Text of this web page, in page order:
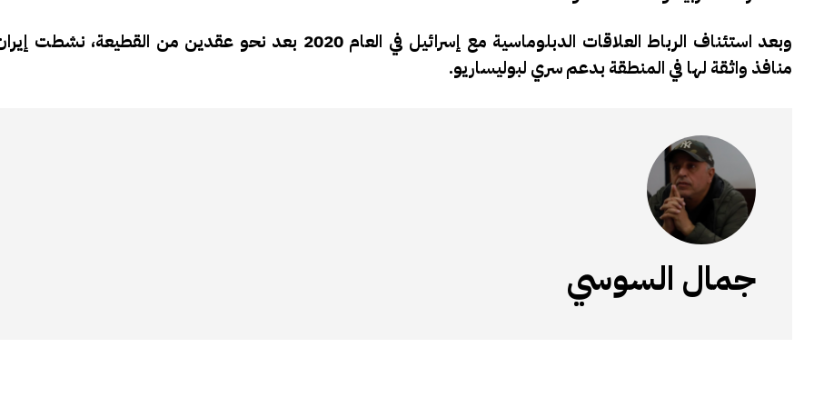
وبعد استئناف الرباط العلاقات الدبلوماسية مع إسرائيل في العام 2020 بعد نحو عقدين من
منافذ واثقة لها في المنطقة بدعم سري لبوليساريو.
جمال السوسي